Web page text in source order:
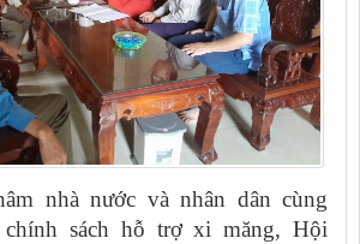
nhà nước và nhân dân cùng
sách hỗ trợ xi măng, Hội